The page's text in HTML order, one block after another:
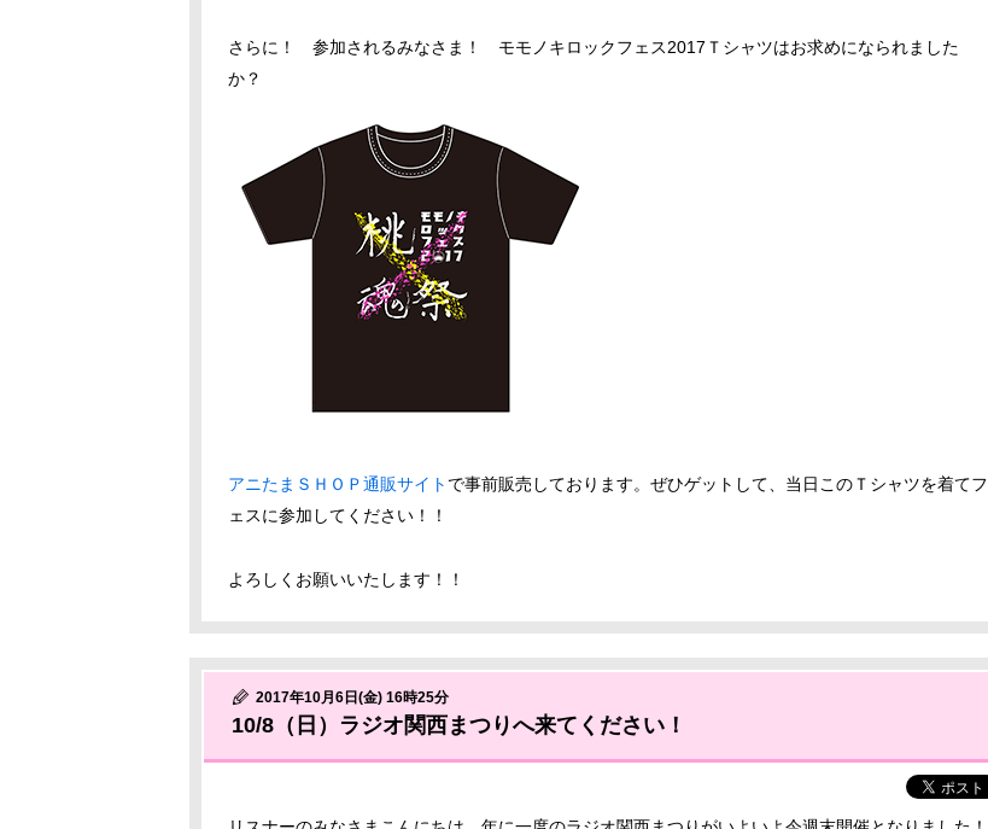
さらに！ 参加されるみなさま！ モモノキロックフェス2017Ｔシャツはお求めになられました
か？
アニたまＳＨＯＰ通販サイト で事前販売しております。ぜひゲットして、当日このＴシャツを着てフ
ェスに参加してください！！
よろしくお願いいたします！！
2017年10月6日(金) 16時25分
10/8（日）ラジオ関西まつりへ来てください！